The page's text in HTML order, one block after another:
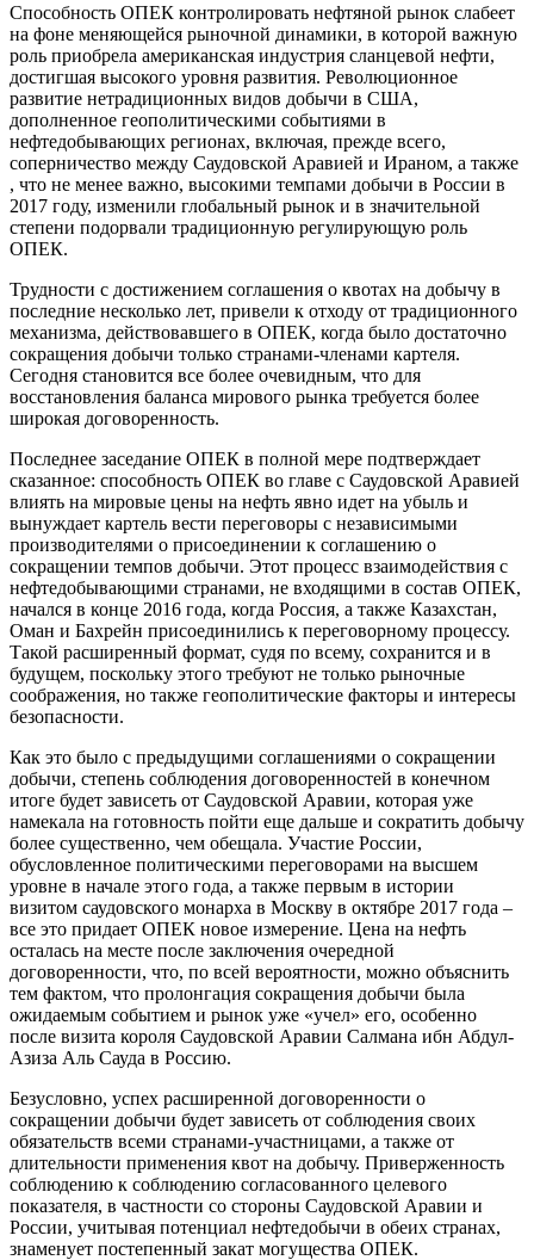
Способность ОПЕК контролировать нефтяной рынок слабеет
на фоне меняющейся рыночной динамики, в которой важную
роль приобрела американская индустрия сланцевой нефти,
достигшая высокого уровня развития. Революционное
развитие нетрадиционных видов добычи в США,
дополненное геополитическими событиями в
нефтедобывающих регионах, включая, прежде всего,
соперничество между Саудовской Аравией и Ираном, а также
, что не менее важно, высокими темпами добычи в России в
2017 году, изменили глобальный рынок и в значительной
степени подорвали традиционную регулирующую роль
ОПЕК.
Трудности с достижением соглашения о квотах на добычу в
последние несколько лет, привели к отходу от традиционного
механизма, действовавшего в ОПЕК, когда было достаточно
сокращения добычи только странами-членами картеля.
Сегодня становится все более очевидным, что для
восстановления баланса мирового рынка требуется более
широкая договоренность.
Последнее заседание ОПЕК в полной мере подтверждает
сказанное: способность ОПЕК во главе с Саудовской Аравией
влиять на мировые цены на нефть явно идет на убыль и
вынуждает картель вести переговоры с независимыми
производителями о присоединении к соглашению о
сокращении темпов добычи. Этот процесс взаимодействия с
нефтедобывающими странами, не входящими в состав ОПЕК,
начался в конце 2016 года, когда Россия, а также Казахстан,
Оман и Бахрейн присоединились к переговорному процессу.
Такой расширенный формат, судя по всему, сохранится и в
будущем, поскольку этого требуют не только рыночные
соображения, но также геополитические факторы и интересы
безопасности.
Как это было с предыдущими соглашениями о сокращении
добычи, степень соблюдения договоренностей в конечном
итоге будет зависеть от Саудовской Аравии, которая уже
намекала на готовность пойти еще дальше и сократить добычу
более существенно, чем обещала. Участие России,
обусловленное политическими переговорами на высшем
уровне в начале этого года, а также первым в истории
визитом саудовского монарха в Москву в октябре 2017 года –
все это придает ОПЕК новое измерение. Цена на нефть
осталась на месте после заключения очередной
договоренности, что, по всей вероятности, можно объяснить
тем фактом, что пролонгация сокращения добычи была
ожидаемым событием и рынок уже «учел» его, особенно
после визита короля Саудовской Аравии Салмана ибн Абдул-
Азиза Аль Сауда в Россию.
Безусловно, успех расширенной договоренности о
сокращении добычи будет зависеть от соблюдения своих
обязательств всеми странами-участницами, а также от
длительности применения квот на добычу. Приверженность
соблюдению к соблюдению согласованного целевого
показателя, в частности со стороны Саудовской Аравии и
России, учитывая потенциал нефтедобычи в обеих странах,
знаменует постепенный закат могущества ОПЕК.